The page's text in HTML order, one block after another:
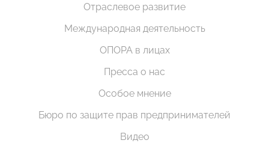
Отраслевое развитие
Международная деятельность
ОПОРА в лицах
Пресса о нас
Особое мнение
Бюро по защите прав предпринимателей
Видео